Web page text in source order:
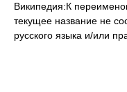
Википедия:К
текущее название не
русского языка и/или